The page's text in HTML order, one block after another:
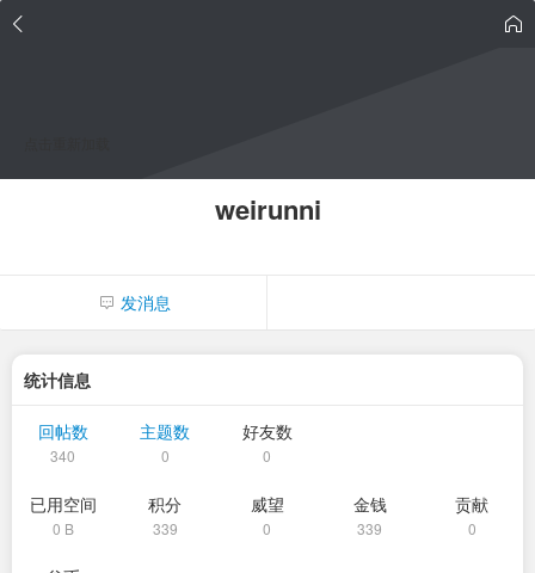
weirunni
发消息
统计信息
回帖数
340
主题数
0
好友数
0
已用空间
0 B
积分
339
威望
0
金钱
339
贡献
0